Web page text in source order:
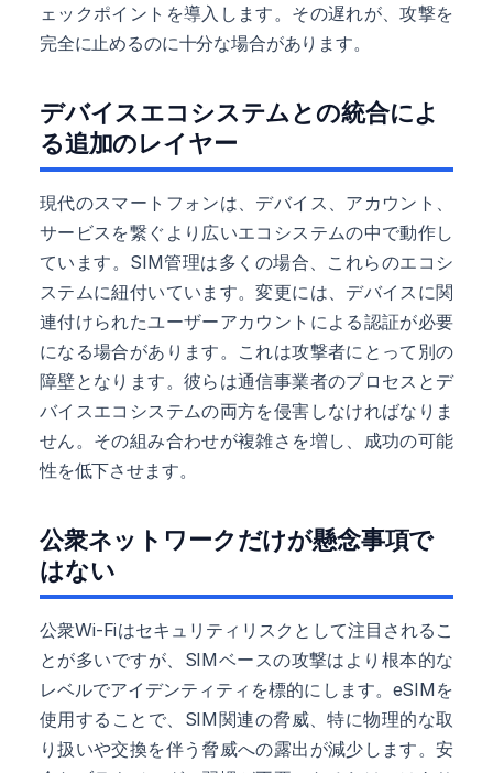
ェックポイントを導入します。その遅れが、攻撃を
完全に止めるのに十分な場合があります。
デバイスエコシステムとの統合によ
る追加のレイヤー
現代のスマートフォンは、デバイス、アカウント、
サービスを繋ぐより広いエコシステムの中で動作し
ています。SIM管理は多くの場合、これらのエコシ
ステムに紐付いています。変更には、デバイスに関
連付けられたユーザーアカウントによる認証が必要
になる場合があります。これは攻撃者にとって別の
障壁となります。彼らは通信事業者のプロセスとデ
バイスエコシステムの両方を侵害しなければなりま
せん。その組み合わせが複雑さを増し、成功の可能
性を低下させます。
公衆ネットワークだけが懸念事項で
はない
公衆Wi-Fiはセキュリティリスクとして注目されるこ
とが多いですが、SIMベースの攻撃はより根本的な
レベルでアイデンティティを標的にします。eSIMを
使用することで、SIM関連の脅威、特に物理的な取
り扱いや交換を伴う脅威への露出が減少します。安